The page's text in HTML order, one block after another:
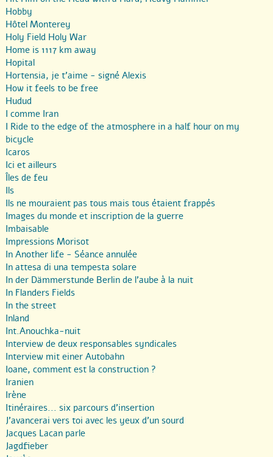
Hobby
Hôtel Monterey
Holy Field Holy War
Home is 1117 km away
Hopital
Hortensia, je t’aime - signé Alexis
How it feels to be free
Hudud
I comme Iran
I Ride to the edge of the atmosphere in a half hour on my
bicycle
Icaros
Ici et ailleurs
Îles de feu
Ils
Ils ne mouraient pas tous mais tous étaient frappés
Images du monde et inscription de la guerre
Imbaisable
Impressions Morisot
In Another life - Séance annulée
In attesa di una tempesta solare
In der Dämmerstunde Berlin de l’aube à la nuit
In Flanders Fields
In the street
Inland
Int.Anouchka-nuit
Interview de deux responsables syndicales
Interview mit einer Autobahn
Ioane, comment est la construction ?
Iranien
Irène
Itinéraires... six parcours d’insertion
J’avancerai vers toi avec les yeux d’un sourd
Jacques Lacan parle
Jagdfieber